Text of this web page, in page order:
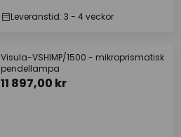
Leveranstid: 3 - 4 veckor
Visula-VSHIMP/1500 - mikroprismatisk
pendellampa
11 897,00 kr